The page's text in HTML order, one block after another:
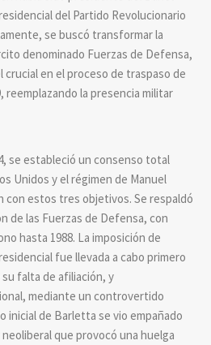
del Partido Revolucionario
se buscó transformar la
denominado Fuerzas de Defensa,
crucial en el proceso de traspaso de
reemplazando la presencia militar
se estableció un consenso total
Unidos y el régimen de Manuel
con estos tres objetivos. Se respaldó
de las Fuerzas de Defensa, con
hasta 1988. La imposición de
fue llevada a cabo primero
falta de afiliación, y
mediante un controvertido
inicial de Barletta se vio empañado
que provocó una huelga